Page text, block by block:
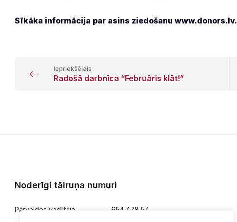
Sīkāka informācija par asins ziedošanu www.donors.lv.
Iepriekšējais
Radošā darbnīca “Februāris klāt!”
Noderīgi tālruņa numuri
Pārvaldes vadītāja 654 478 54